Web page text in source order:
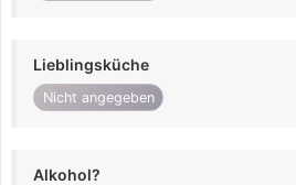
Lieblingsküche
Nicht angegeben
Alkohol?